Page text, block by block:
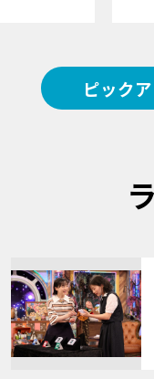
ピック